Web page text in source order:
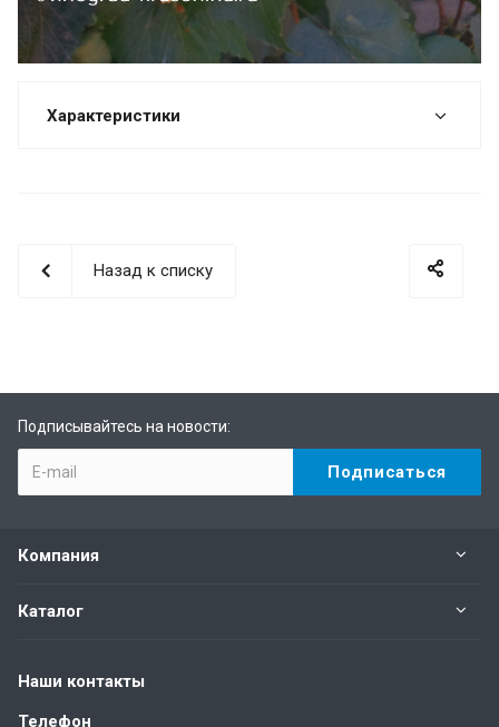
Характеристики
Назад к списку
Подписывайтесь на новости:
Компания
Каталог
Наши контакты
Телефон